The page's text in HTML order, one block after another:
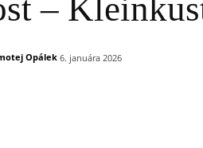
–
Opálek 6. januára 2026